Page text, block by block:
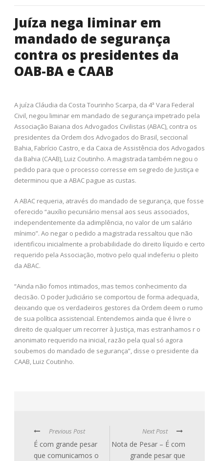
Juíza nega liminar em
mandado de segurança
contra os presidentes da
OAB-BA e CAAB
A juíza Cláudia da Costa Tourinho Scarpa, da 4ª Vara Federal
Civil, negou liminar em mandado de segurança impetrado pela
Associação Baiana dos Advogados Civilistas (ABAC), contra os
presidentes da Ordem dos Advogados do Brasil, seccional
Bahia, Fabrício Castro, e da Caixa de Assistência dos Advogados
da Bahia (CAAB), Luiz Coutinho. A magistrada também negou o
pedido para que o processo corresse em segredo de Justiça e
determinou que a ABAC pague as custas.
A ABAC requeria, através do mandado de segurança, que fosse
oferecido “auxílio pecuniário mensal aos seus associados,
independentemente da adimplência, no valor de um salário
mínimo”. Ao negar o pedido a magistrada ressaltou que não
identificou inicialmente a probabilidade do direito líquido e certo
requerido pela Associação, motivo pelo qual indeferiu o pleito
da ABAC.
“Ainda não fomos intimados, mas temos conhecimento da
decisão. O poder Judiciário se comportou de forma adequada,
deixando que os verdadeiros gestores da Ordem deem o rumo
de sua política assistencial. Entendemos ainda que é livre o
direito de qualquer um recorrer à Justiça, mas estranhamos r o
anonimato requerido na inicial, razão pela qual só agora
soubemos do mandado de segurança”, disse o presidente da
CAAB, Luiz Coutinho.
Previous Post
É com grande pesar
que comunicamos o
Next Post
Nota de Pesar – É com
grande pesar que